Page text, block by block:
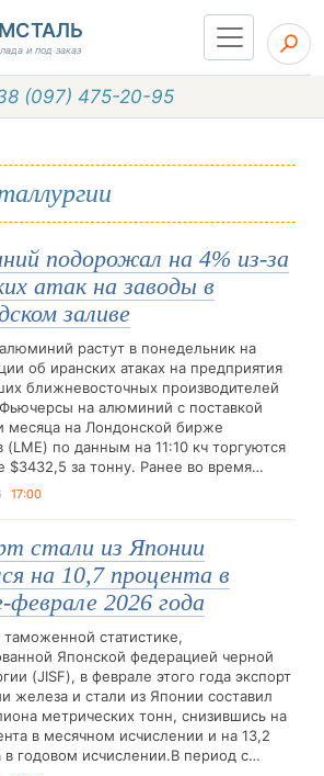
и под заказ
(097) 475-20-95
подорожал на 4% из-за
атак на заводы в
заливе
растут в понедельник на
об иранских атаках на предприятия
ближневосточных производителей
на алюминий с поставкой
месяца на Лондонской бирже
(LME) по данным на 11:10 кч торгуются
$3432,5 за тонну. Ранее во время…
17:00
стали из Японии
на 10,7 процента в
феврале 2026 года
таможенной статистике,
Японской федерацией черной
(JISF), в феврале этого года экспорт
железа и стали из Японии составил
метрических тонн, снизившись на
в месячном исчислении и на 13,2
в годовом исчислении.В период с…